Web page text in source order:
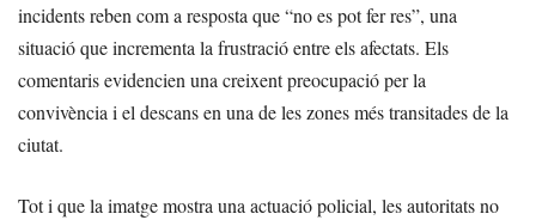
incidents reben com a resposta que “no es pot fer res”, una
situació que incrementa la frustració entre els afectats. Els
comentaris evidencien una creixent preocupació per la
convivència i el descans en una de les zones més transitades de la
ciutat.
Tot i que la imatge mostra una actuació policial, les autoritats no